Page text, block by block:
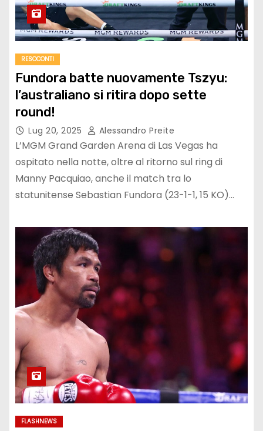
RESOCONTI
Fundora batte nuovamente Tszyu:
l’australiano si ritira dopo sette
round!
Lug 20, 2025 Alessandro Preite
L’MGM Grand Garden Arena di Las Vegas ha
ospitato nella notte, oltre al ritorno sul ring di
Manny Pacquiao, anche il match tra lo
statunitense Sebastian Fundora (23-1-1, 15 KO)…
FLASHNEWS